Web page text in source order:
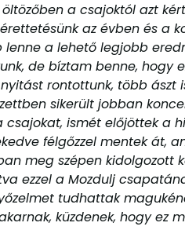
a csajoktól azt
az évben és a
a lehető legjobb
de bíztam benne, hogy
rontottunk, több
sikerült jobban
ismét előjöttek a
félgőzzel mentek át,
meg szépen kidolgozott
ezzel a Mozdulj
tudhattak
küzdenek, hogy ez